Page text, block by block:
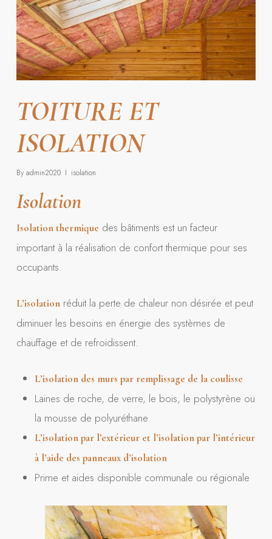
TOITURE ET
ISOLATION
By admin2020 isolation
Isolation
Isolation thermique des bâtiments est un facteur
important à la réalisation de confort thermique pour ses
occupants.
L’isolationréduit la perte de chaleur non désirée et peut
diminuer les besoins en énergie des systèmes de
chauffage et de refroidissent.
L’isolation des murs par remplissage de la coulisse
Laines de roche, de verre, le bois, le polystyrène ou
la mousse de polyuréthane
L’isolation par l’extérieur et l’isolation par l’intérieur
à l’aide des panneaux d’isolation
Prime et aides disponible communale ou régionale